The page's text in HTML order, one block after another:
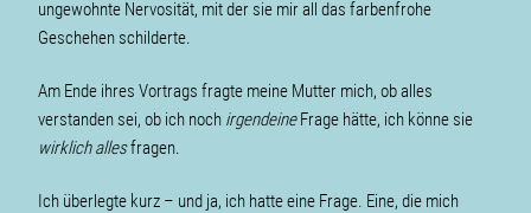
ungewohnte Nervosität, mit der sie mir all das farbenfrohe
Geschehen schilderte.
Am Ende ihres Vortrags fragte meine Mutter mich, ob alles
verstanden sei, ob ich noch irgendeineFrage hätte, ich könne sie
wirklich allesfragen.
Ich überlegte kurz – und ja, ich hatte eine Frage. Eine, die mich